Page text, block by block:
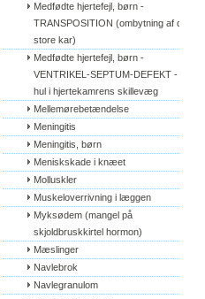
Medfødte hjertefejl, børn -
TRANSPOSITION (ombytning af de
store kar)
Medfødte hjertefejl, børn -
VENTRIKEL-SEPTUM-DEFEKT -
hul i hjertekamrens skillevæg
Mellemørebetændelse
Meningitis
Meningitis, børn
Meniskskade i knæet
Molluskler
Muskeloverrivning i læggen
Myksødem (mangel på
skjoldbruskkirtel hormon)
Mæslinger
Navlebrok
Navlegranulom